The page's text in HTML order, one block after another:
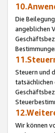
Die
angeblichen
Steuern und
tatsächlichen
Wir können